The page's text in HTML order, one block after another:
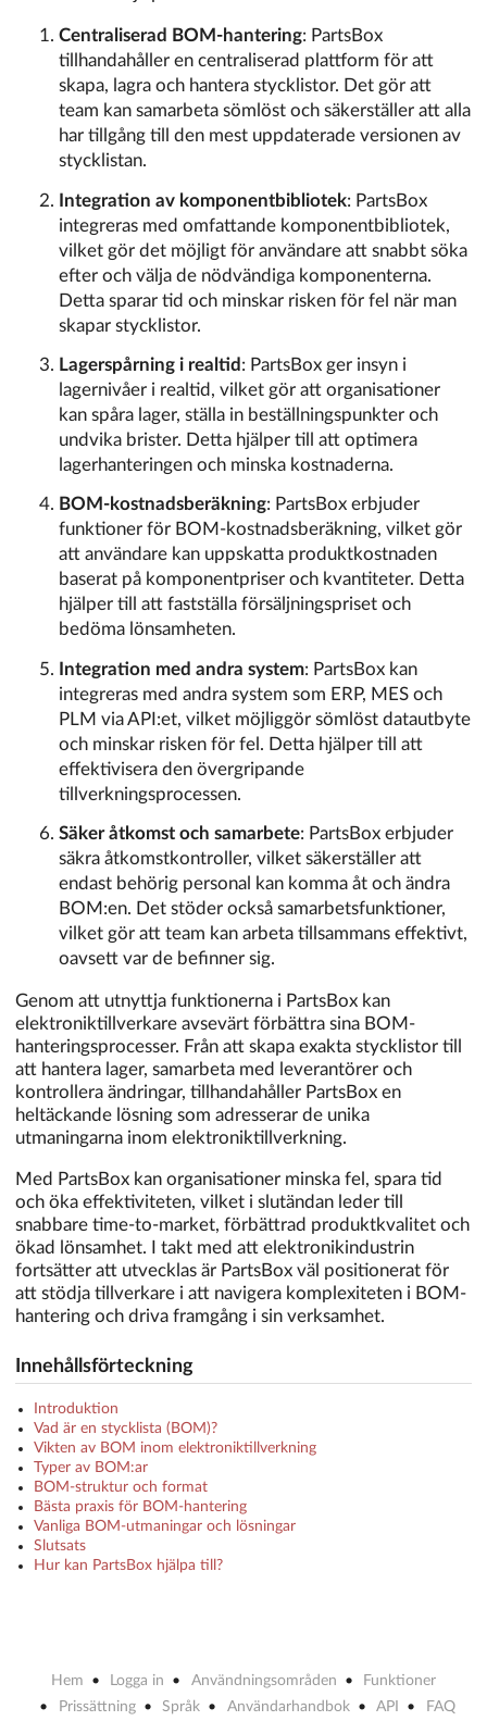
Centraliserad BOM-hantering: PartsBox
tillhandahåller en centraliserad plattform för att
skapa, lagra och hantera stycklistor. Det gör att
team kan samarbeta sömlöst och säkerställer att alla
har tillgång till den mest uppdaterade versionen av
stycklistan.
Integration av komponentbibliotek: PartsBox
integreras med omfattande komponentbibliotek,
vilket gör det möjligt för användare att snabbt söka
efter och välja de nödvändiga komponenterna.
Detta sparar tid och minskar risken för fel när man
skapar stycklistor.
Lagerspårning i realtid : PartsBox ger insyn i
lagernivåer i realtid, vilket gör att organisationer
kan spåra lager, ställa in beställningspunkter och
undvika brister. Detta hjälper till att optimera
lagerhanteringen och minska kostnaderna.
BOM-kostnadsberäkning: PartsBox erbjuder
funktioner för BOM-kostnadsberäkning, vilket gör
att användare kan uppskatta produktkostnaden
baserat på komponentpriser och kvantiteter. Detta
hjälper till att fastställa försäljningspriset och
bedöma lönsamheten.
Integration med andra system: PartsBox kan
integreras med andra system som ERP, MES och
PLM via API:et, vilket möjliggör sömlöst datautbyte
och minskar risken för fel. Detta hjälper till att
effektivisera den övergripande
tillverkningsprocessen.
Säker åtkomst och samarbete: PartsBox erbjuder
säkra åtkomstkontroller, vilket säkerställer att
endast behörig personal kan komma åt och ändra
BOM:en. Det stöder också samarbetsfunktioner,
vilket gör att team kan arbeta tillsammans effektivt,
oavsett var de befinner sig.
Genom att utnyttja funktionerna i PartsBox kan
elektroniktillverkare avsevärt förbättra sina BOM-
hanteringsprocesser. Från att skapa exakta stycklistor till
att hantera lager, samarbeta med leverantörer och
kontrollera ändringar, tillhandahåller PartsBox en
heltäckande lösning som adresserar de unika
utmaningarna inom elektroniktillverkning.
Med PartsBox kan organisationer minska fel, spara tid
och öka effektiviteten, vilket i slutändan leder till
snabbare time-to-market, förbättrad produktkvalitet och
ökad lönsamhet. I takt med att elektronikindustrin
fortsätter att utvecklas är PartsBox väl positionerat för
att stödja tillverkare i att navigera komplexiteten i BOM-
hantering och driva framgång i sin verksamhet.
Innehållsförteckning
Introduktion
Vad är en stycklista (BOM)?
Vikten av BOM inom elektroniktillverkning
Typer av BOM:ar
BOM-struktur och format
Bästa praxis för BOM-hantering
Vanliga BOM-utmaningar och lösningar
Slutsats
Hur kan PartsBox hjälpa till?
Hem Logga in Användningsområden
Funktioner
Prissättning
Språk Användarhandbok API FAQ